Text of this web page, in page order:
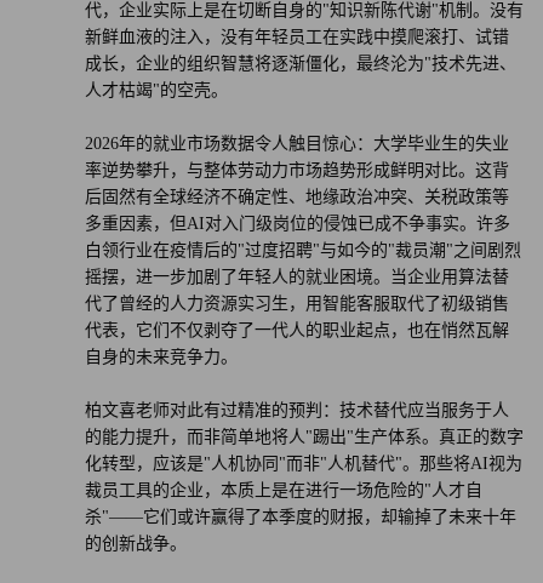
代，企业实际上是在切断自身的"知识新陈代谢"机制。没有
新鲜血液的注入，没有年轻员工在实践中摸爬滚打、试错
成长，企业的组织智慧将逐渐僵化，最终沦为"技术先进、
人才枯竭"的空壳。
2026年的就业市场数据令人触目惊心：大学毕业生的失业
率逆势攀升，与整体劳动力市场趋势形成鲜明对比。这背
后固然有全球经济不确定性、地缘政治冲突、关税政策等
多重因素，但AI对入门级岗位的侵蚀已成不争事实。许多
白领行业在疫情后的"过度招聘"与如今的"裁员潮"之间剧烈
摇摆，进一步加剧了年轻人的就业困境。当企业用算法替
代了曾经的人力资源实习生，用智能客服取代了初级销售
代表，它们不仅剥夺了一代人的职业起点，也在悄然瓦解
自身的未来竞争力。
柏文喜老师对此有过精准的预判：技术替代应当服务于人
的能力提升，而非简单地将人"踢出"生产体系。真正的数字
化转型，应该是"人机协同"而非"人机替代"。那些将AI视为
裁员工具的企业，本质上是在进行一场危险的"人才自
杀"——它们或许赢得了本季度的财报，却输掉了未来十年
的创新战争。